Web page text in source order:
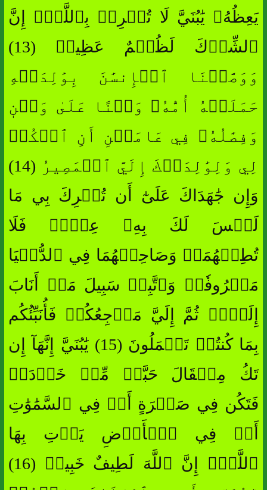
يَعِظُهُۥ يَٰبُنَيَّ لَا تُشۡرِكۡ بِٱللَّهِۖ إِنَّ
ٱلشِّرۡكَ لَظُلۡمٌ عَظِيمٞ (13)
وَوَصَّيۡنَا ٱلۡإِنسَٰنَ بِوَٰلِدَيۡهِ
حَمَلَتۡهُ أُمُّهُۥ وَهۡنًا عَلَىٰ وَهۡنٖ
وَفِصَٰلُهُۥ فِي عَامَيۡنِ أَنِ ٱشۡكُرۡ
لِي وَلِوَٰلِدَيۡكَ إِلَيَّ ٱلۡمَصِيرُ (14)
وَإِن جَٰهَدَاكَ عَلَىٰٓ أَن تُشۡرِكَ بِي مَا
لَيۡسَ لَكَ بِهِۦ عِلۡمٞ فَلَا
تُطِعۡهُمَاۖ وَصَاحِبۡهُمَا فِي ٱلدُّنۡيَا
مَعۡرُوفٗاۖ وَٱتَّبِعۡ سَبِيلَ مَنۡ أَنَابَ
إِلَيَّۚ ثُمَّ إِلَيَّ مَرۡجِعُكُمۡ فَأُنَبِّئُكُم
بِمَا كُنتُمۡ تَعۡمَلُونَ (15) يَٰبُنَيَّ إِنَّهَآ إِن
تَكُ مِثۡقَالَ حَبَّةٖ مِّنۡ خَرۡدَلٖ
فَتَكُن فِي صَخۡرَةٍ أَوۡ فِي ٱلسَّمَٰوَٰتِ
أَوۡ فِي ٱلۡأَرۡضِ يَأۡتِ بِهَا
ٱللَّهُۚ إِنَّ ٱللَّهَ لَطِيفٌ خَبِيرٞ (16)